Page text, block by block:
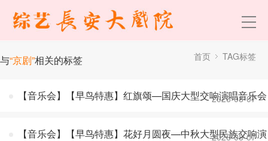
与“京剧”相关的标签 首页 TAG标签
【音乐会】【早鸟特惠】红旗颂—国庆大型交响演唱音乐会
2026-08-07
【音乐会】【早鸟特惠】花好月圆夜—中秋大型民族交响演
2026-08-07